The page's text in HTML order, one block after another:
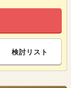
検討リスト